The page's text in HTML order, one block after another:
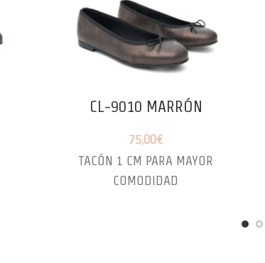
CL-9010 MARRÓN
75,00€
TACÓN 1 CM PARA MAYOR
COMODIDAD